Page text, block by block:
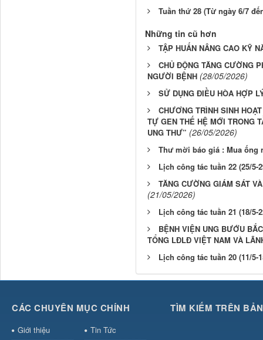
Tuần thứ 28 (Từ ngày 6/7
Những tin cũ hơn
TẬP HUẤN NÂNG CAO KỸ
CHỦ ĐỘNG TĂNG CƯỜNG
NGƯỜI BỆNH (28/05/2026)
SỬ DỤNG ĐIỀU HÒA HỢP
CHƯƠNG TRÌNH SINH
TỰ GEN THẾ HỆ MỚI TRONG
UNG THƯ” (26/05/2026)
Thư mời báo giá : Mua ống
Lịch công tác tuần 22 (25/5-
TĂNG CƯỜNG GIÁM SÁT
(21/05/2026)
Lịch công tác tuần 21 (18/5-
BỆNH VIỆN UNG BƯỚU
TỔNG LĐLĐ VIỆT NAM VÀ
Lịch công tác tuần 20 (11/5-
CÁC CHUYÊN MỤC CHÍNH
Giới thiệu
Tin Tức
TÌM KIẾM TRÊN